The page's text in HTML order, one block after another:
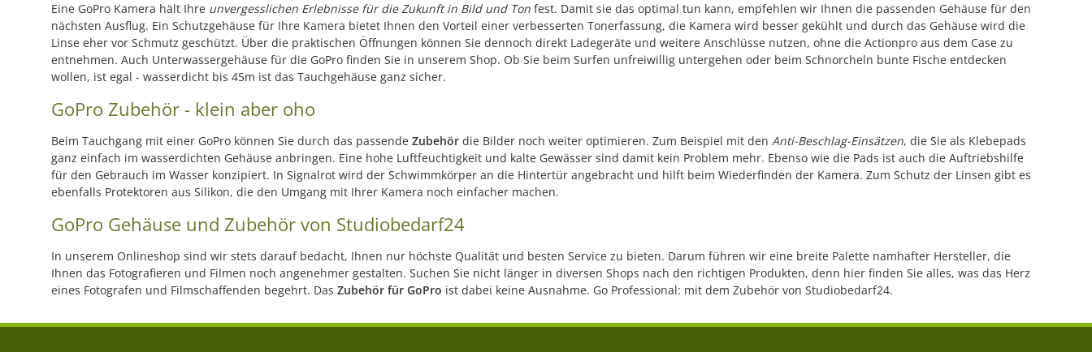
Eine GoPro Kamera hält Ihre unvergesslichen Erlebnisse für die Zukunft in Bild und Ton fest. Damit sie das optimal tun kann, empfehlen wir Ihnen die passenden Gehäuse für den
nächsten Ausflug. Ein Schutzgehäuse für Ihre Kamera bietet Ihnen den Vorteil einer verbesserten Tonerfassung, die Kamera wird besser gekühlt und durch das Gehäuse wird die
Linse eher vor Schmutz geschützt. Über die praktischen Öffnungen können Sie dennoch direkt Ladegeräte und weitere Anschlüsse nutzen, ohne die Actionpro aus dem Case zu
entnehmen. Auch Unterwassergehäuse für die GoPro finden Sie in unserem Shop. Ob Sie beim Surfen unfreiwillig untergehen oder beim Schnorcheln bunte Fische entdecken
wollen, ist egal - wasserdicht bis 45m ist das Tauchgehäuse ganz sicher.
GoPro Zubehör - klein aber oho
Beim Tauchgang mit einer GoPro können Sie durch das passende Zubehör die Bilder noch weiter optimieren. Zum Beispiel mit den Anti-Beschlag-Einsätzen, die Sie als Klebepads
ganz einfach im wasserdichten Gehäuse anbringen. Eine hohe Luftfeuchtigkeit und kalte Gewässer sind damit kein Problem mehr. Ebenso wie die Pads ist auch die Auftriebshilfe
für den Gebrauch im Wasser konzipiert. In Signalrot wird der Schwimmkörper an die Hintertür angebracht und hilft beim Wiederfinden der Kamera. Zum Schutz der Linsen gibt es
ebenfalls Protektoren aus Silikon, die den Umgang mit Ihrer Kamera noch einfacher machen.
GoPro Gehäuse und Zubehör von Studiobedarf24
In unserem Onlineshop sind wir stets darauf bedacht, Ihnen nur höchste Qualität und besten Service zu bieten. Darum führen wir eine breite Palette namhafter Hersteller, die
Ihnen das Fotografieren und Filmen noch angenehmer gestalten. Suchen Sie nicht länger in diversen Shops nach den richtigen Produkten, denn hier finden Sie alles, was das Herz
eines Fotografen und Filmschaffenden begehrt. Das Zubehör für GoPro ist dabei keine Ausnahme. Go Professional: mit dem Zubehör von Studiobedarf24.